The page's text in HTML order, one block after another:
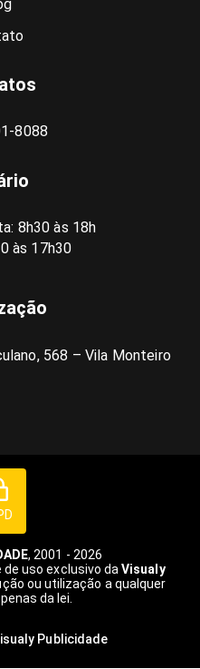
8088
8h30 às 18h
às 17h30
568 – Vila Monteiro
, 2001 - 2026
uso exclusivo daVisualy
ou utilização a qualquer
da lei.
Publicidade